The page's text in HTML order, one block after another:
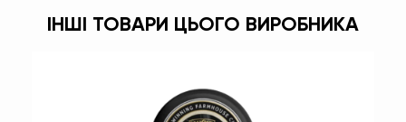
ІНШІ ТОВАРИ ЦЬОГО ВИРОБНИКА